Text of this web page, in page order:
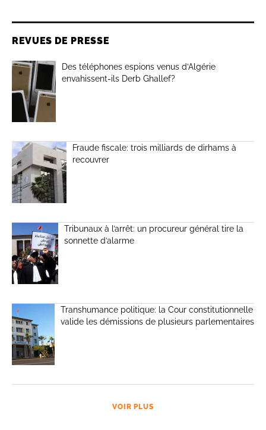
REVUES DE PRESSE
Des téléphones espions venus d’Algérie
envahissent-ils Derb Ghallef?
Fraude fiscale: trois milliards de dirhams à
recouvrer
Tribunaux à l’arrêt: un procureur général tire la
sonnette d’alarme
Transhumance politique: la Cour constitutionnelle
valide les démissions de plusieurs parlementaires
VOIR PLUS